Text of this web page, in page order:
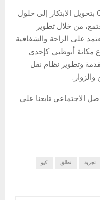
ويجسد هذا المشروع التزام QMobility بتحويل الابتكار إلى حلول
من خلال تطوير
على الراحة والشفافية
مكانة أبوظبي كإحدى
وتطوير نظام نقل
الاجتماعي تابعنا علي
تجربة تطلق كيو